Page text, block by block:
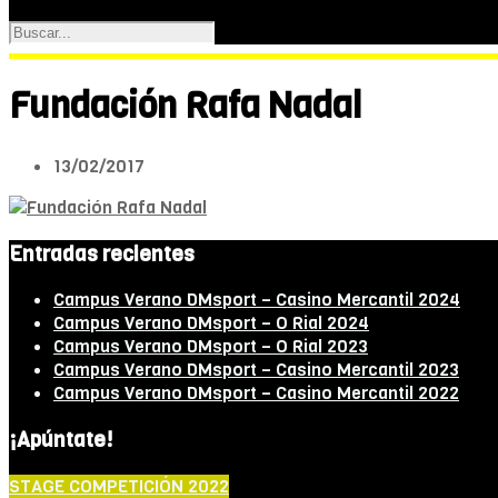
Fundación Rafa Nadal
13/02/2017
Entradas recientes
Campus Verano DMsport – Casino Mercantil 2024
Campus Verano DMsport – O Rial 2024
Campus Verano DMsport – O Rial 2023
Campus Verano DMsport – Casino Mercantil 2023
Campus Verano DMsport – Casino Mercantil 2022
¡Apúntate!
STAGE COMPETICIÓN 2022